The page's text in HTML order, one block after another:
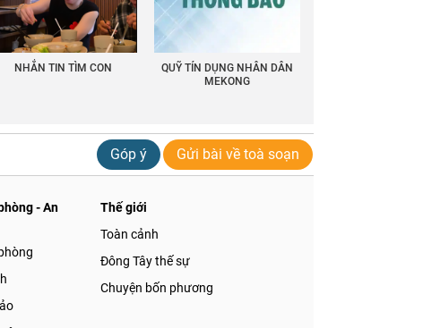
NHẮN TIN TÌM CON
QUỸ TÍN DỤNG NHÂN DÂN
MEKONG
Góp ý Gửi bài về toà soạn
- An
Thế giới
Toàn cảnh
Đông Tây thế sự
Chuyện bốn phương